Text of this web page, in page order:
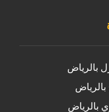
بالرياض
بالرياض